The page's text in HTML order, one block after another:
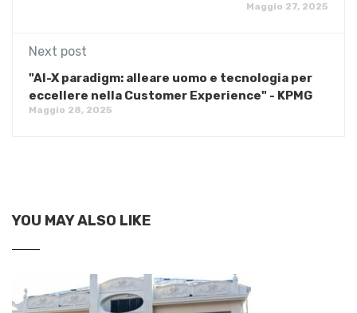
Maggio 27, 2025
Next post
"AI-X paradigm: alleare uomo e tecnologia per
eccellere nella Customer Experience" - KPMG
Maggio 28, 2025
YOU MAY ALSO LIKE